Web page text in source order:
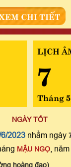
CHI TIẾT
LỊCH
7
Tháng 5
NGÀY TỐT
2023 nhằm ngày
MẬU NGỌ , năm
hoàng đạo)